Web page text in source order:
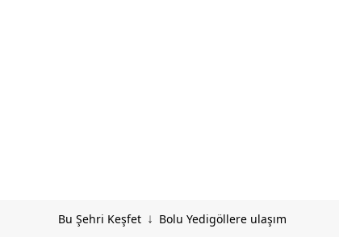
Bu Şehri Keşfet ↓ Bolu Yedigöllere ulaşım